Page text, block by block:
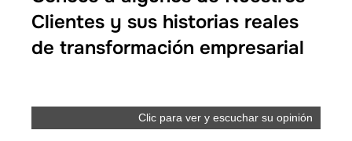
Clientes y sus historias reales
de transformación empresarial
Clic para ver y escuchar su opinión